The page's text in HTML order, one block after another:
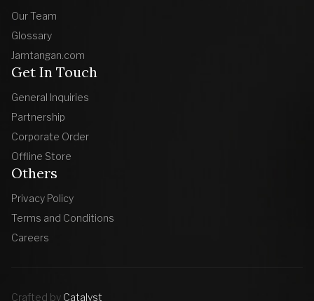
Our Team
Glossary
Jamtangan.com
Get In Touch
General Inquiries
Partnership
Corporate Order
Offline Store
Others
Privacy Policy
Terms and Conditions
Careers
Crafted by Catalyst